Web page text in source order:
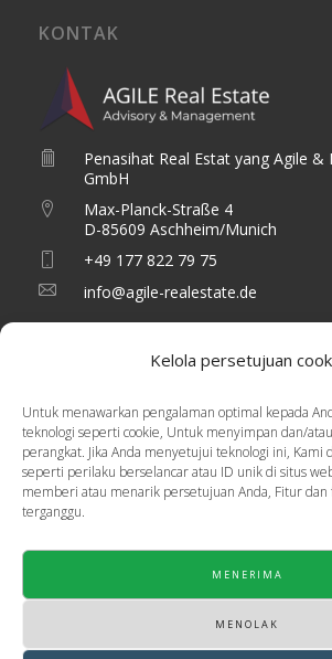
Kelola persetujuan
Untuk menawarkan pengalaman optimal kepada
teknologi seperti cookie, Untuk menyimpan dan/
perangkat. Jika Anda menyetujui teknologi ini, Kami
seperti perilaku berselancar atau ID unik di situs
memberi atau menarik persetujuan Anda, Fitur
terganggu.
MENERIMA
MENOLAK
KONTAK
Penasihat Real Estat yang Agile &
GmbH
Max-Planck-Straße 4
D-85609 Aschheim/Munich
+49 177 822 79 75
info@agile-realestate.de
Manajemen sementara
Manajemen dana
Blog Real Estat